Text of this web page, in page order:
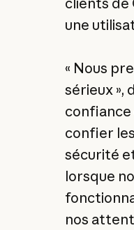
une
« Nous
sérieux »,
confiance
confier
sécurité
lorsque
nos